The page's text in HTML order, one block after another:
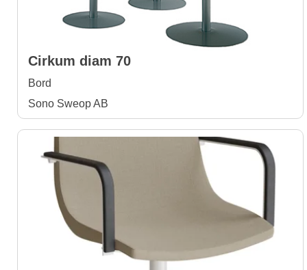
Cirkum diam 70
Bord
Sono Sweop AB